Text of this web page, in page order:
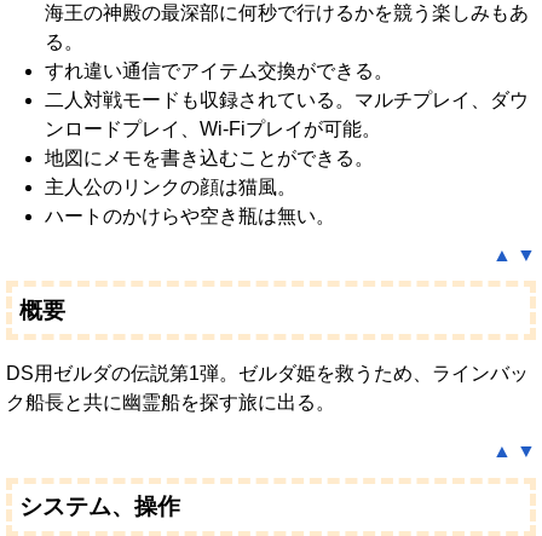
海王の神殿の最深部に何秒で行けるかを競う楽しみもあ
る。
すれ違い通信でアイテム交換ができる。
二人対戦モードも収録されている。マルチプレイ、ダウ
ンロードプレイ、Wi-Fiプレイが可能。
地図にメモを書き込むことができる。
主人公のリンクの顔は猫風。
ハートのかけらや空き瓶は無い。
▲
▼
概要
DS用ゼルダの伝説第1弾。ゼルダ姫を救うため、ラインバッ
ク船長と共に幽霊船を探す旅に出る。
▲ ▼
システム、操作